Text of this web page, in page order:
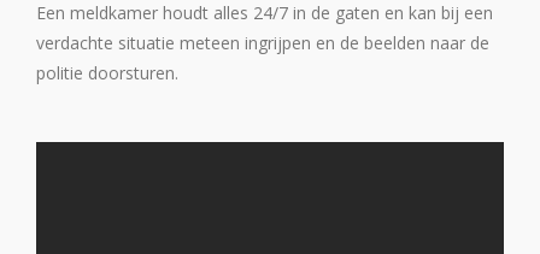
Een meldkamer houdt alles 24/7 in de gaten en kan bij een
verdachte situatie meteen ingrijpen en de beelden naar de
politie doorsturen.